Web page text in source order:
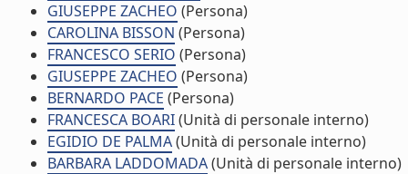
GIUSEPPE ZACHEO (Persona)
CAROLINA BISSON (Persona)
FRANCESCO SERIO (Persona)
GIUSEPPE ZACHEO (Persona)
BERNARDO PACE (Persona)
FRANCESCA BOARI(Unità di personale interno)
EGIDIO DE PALMA(Unità di personale interno)
BARBARA LADDOMADA(Unità di personale interno)